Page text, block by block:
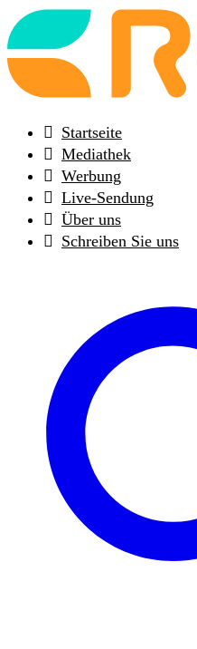
Back
to
frontpage
Startseite
Mediathek
Werbung
Live-Sendung
Über uns
Schreiben Sie uns